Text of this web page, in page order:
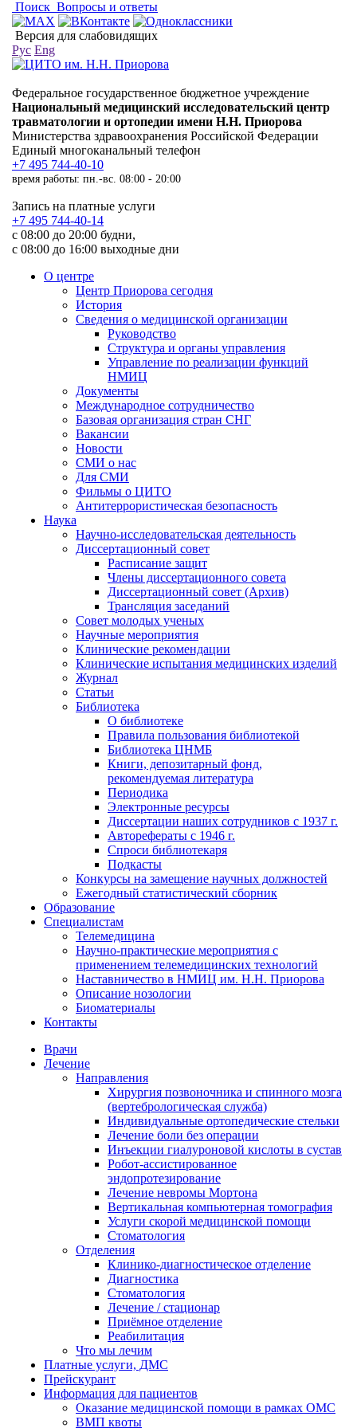
Поиск Вопросы и ответы
Версия для слабовидящих
Рус Eng
Федеральное государственное бюджетное учреждение
Национальный медицинский исследовательский центр
травматологии и ортопедии имени Н.Н. Приорова
Министерства здравоохранения Российской Федерации
Единый многоканальный телефон
+7 495 744-40-10
время работы: пн.-вс. 08:00 - 20:00
Запись на платные услуги
+7 495 744-40-14
с 08:00 до 20:00 будни,
с 08:00 до 16:00 выходные дни
О центре
Центр Приорова сегодня
История
Сведения о медицинской организации
Руководство
Структура и органы управления
Управление по реализации функций
НМИЦ
Документы
Международное сотрудничество
Базовая организация стран СНГ
Вакансии
Новости
СМИ о нас
Для СМИ
Фильмы о ЦИТО
Антитеррористическая безопасность
Наука
Научно-исследовательская деятельность
Диссертационный совет
Расписание защит
Члены диссертационного совета
Диссертационный совет (Архив)
Трансляция заседаний
Совет молодых ученых
Научные мероприятия
Клинические рекомендации
Клинические испытания медицинских изделий
Журнал
Статьи
Библиотека
О библиотеке
Правила пользования библиотекой
Библиотека ЦНМБ
Книги, депозитарный фонд,
рекомендуемая литература
Периодика
Электронные ресурсы
Диссертации наших сотрудников с 1937 г.
Авторефераты с 1946 г.
Спроси библиотекаря
Подкасты
Конкурсы на замещение научных должностей
Ежегодный статистический сборник
Образование
Специалистам
Телемедицина
Научно-практические мероприятия с
применением телемедицинских технологий
Наставничество в НМИЦ им. Н.Н. Приорова
Описание нозологии
Биоматериалы
Контакты
Врачи
Лечение
Направления
Хирургия позвоночника и спинного мозга
(вертебрологическая служба)
Индивидуальные ортопедические стельки
Лечение боли без операции
Инъекции гиалуроновой кислоты в сустав
Робот-ассистированное
эндопротезирование
Лечение невромы Мортона
Вертикальная компьютерная томография
Услуги скорой медицинской помощи
Стоматология
Отделения
Клинико-диагностическое отделение
Диагностика
Стоматология
Лечение / стационар
Приёмное отделение
Реабилитация
Что мы лечим
Платные услуги, ДМС
Прейскурант
Информация для пациентов
Оказание медицинской помощи в рамках ОМС
ВМП квоты